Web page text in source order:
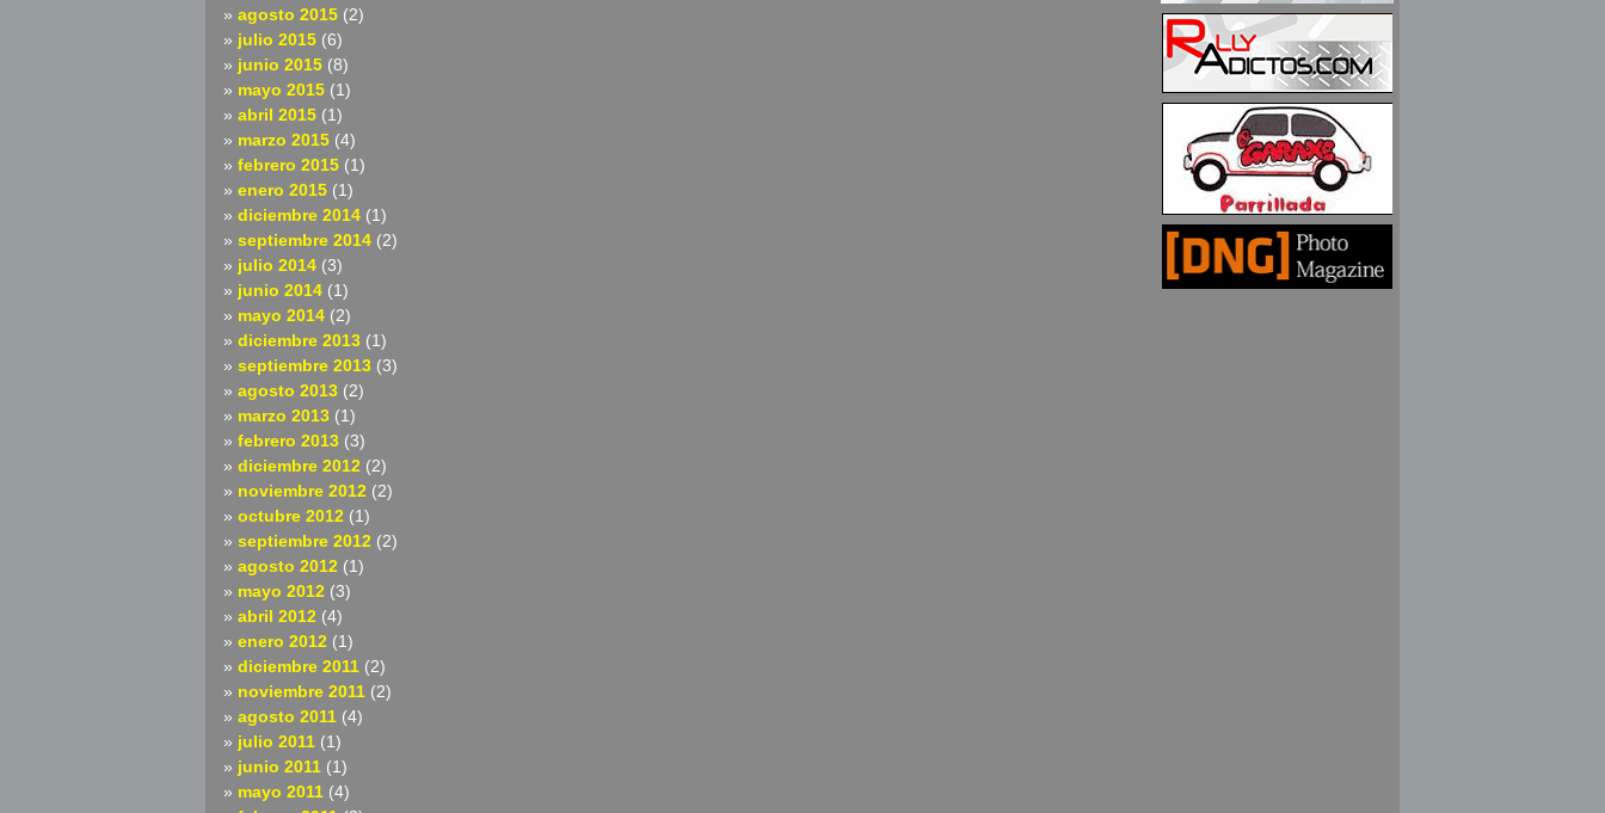
agosto 2015 (2)
julio 2015 (6)
junio 2015 (8)
mayo 2015 (1)
abril 2015 (1)
marzo 2015 (4)
febrero 2015 (1)
enero 2015 (1)
diciembre 2014 (1)
septiembre 2014 (2)
julio 2014 (3)
junio 2014 (1)
mayo 2014 (2)
diciembre 2013 (1)
septiembre 2013 (3)
agosto 2013 (2)
marzo 2013 (1)
febrero 2013 (3)
diciembre 2012 (2)
noviembre 2012 (2)
octubre 2012 (1)
septiembre 2012 (2)
agosto 2012 (1)
mayo 2012 (3)
abril 2012 (4)
enero 2012 (1)
diciembre 2011 (2)
noviembre 2011 (2)
agosto 2011 (4)
julio 2011 (1)
junio 2011 (1)
mayo 2011 (4)